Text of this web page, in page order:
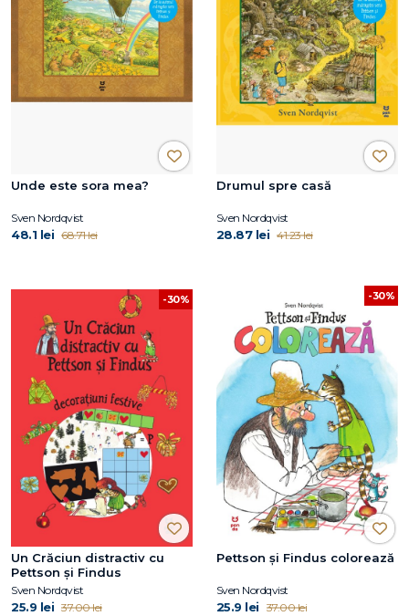
Unde este sora mea?
Sven Nordqvist
48.1 lei 68.71 lei
Drumul spre casă
Sven Nordqvist
28.87 lei 41.23 lei
-30%
Un Crăciun distractiv cu
Pettson și Findus
Sven Nordqvist
25.9 lei 37.00 lei
-30%
Pettson și Findus colorează
Sven Nordqvist
25.9 lei 37.00 lei